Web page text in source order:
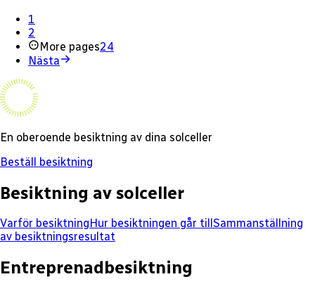
1
2
More pages24
Nästa
En oberoende besiktning av dina solceller
Beställ besiktning
Besiktning av solceller
Varför besiktningHur besiktningen går till Sammanställning
av besiktningsresultat
Entreprenadbesiktning